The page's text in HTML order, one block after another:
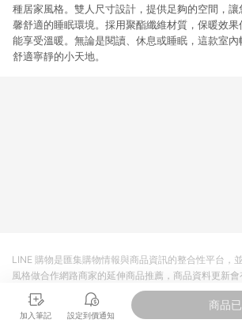
種居家風格。雙人尺寸設計，提供足夠的空間，
馨舒適的睡眠環境。採用聚酯纖維材質，保暖效
能享受溫暖。無論是閱讀、休息或睡眠，這款室
舒適寧靜的小天地。
加入筆記 設定到價通知
商品
LINE 購物是匯集購物情報與商品資訊的整合性平台，
風格做合作網路商家的延伸商品推薦，商品資料更新
商品至各合作網路商家，確認現售價與購物條件，一
準。